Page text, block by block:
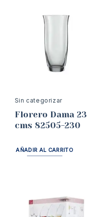
Sin categorizar
Florero Dama 23
cms 82505-230
AÑADIR AL CARRITO